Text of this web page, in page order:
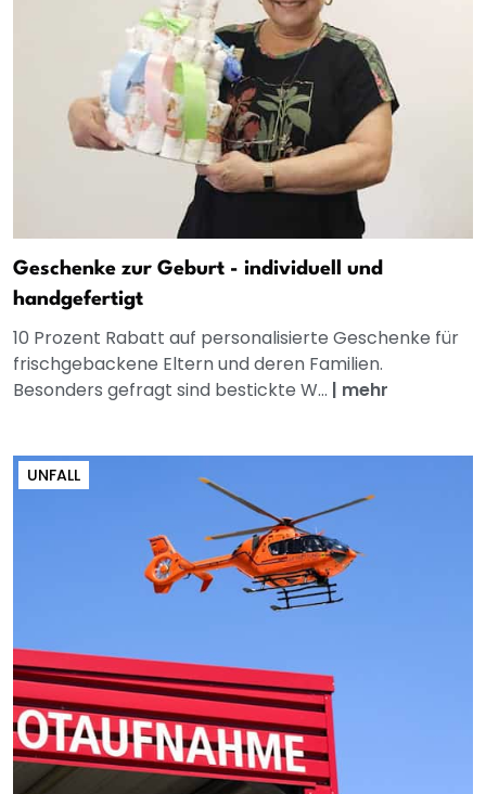
Geschenke zur Geburt - individuell und
handgefertigt
10 Prozent Rabatt auf personalisierte Geschenke für
frischgebackene Eltern und deren Familien.
Besonders gefragt sind bestickte W... | mehr
UNFALL